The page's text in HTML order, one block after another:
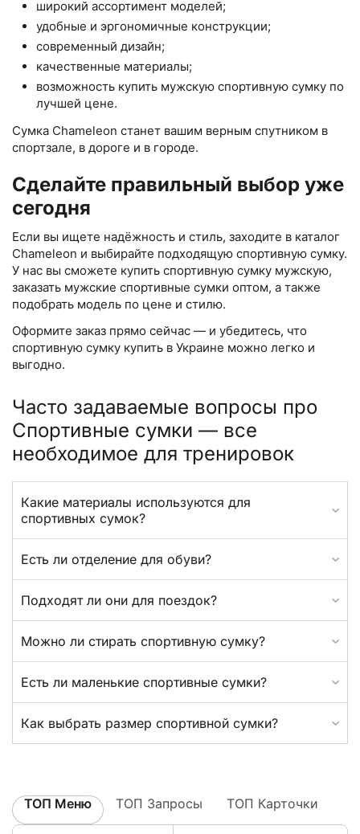
широкий ассортимент моделей;
удобные и эргономичные конструкции;
современный дизайн;
качественные материалы;
возможность купить мужскую спортивную сумку по
лучшей цене.
Сумка Chameleon станет вашим верным спутником в
спортзале, в дороге и в городе.
Сделайте правильный выбор уже
сегодня
Если вы ищете надёжность и стиль, заходите в каталог
Chameleon и выбирайте подходящую спортивную сумку.
У нас вы сможете купить спортивную сумку мужскую,
заказать мужские спортивные сумки оптом, а также
подобрать модель по цене и стилю.
Оформите заказ прямо сейчас — и убедитесь, что
спортивную сумку купить в Украине можно легко и
выгодно.
Часто задаваемые вопросы про
Спортивные сумки — все
необходимое для тренировок
Какие материалы используются для
спортивных сумок?
Есть ли отделение для обуви?
Подходят ли они для поездок?
Можно ли стирать спортивную сумку?
Есть ли маленькие спортивные сумки?
Как выбрать размер спортивной сумки?
ТОП Меню ТОП Запросы ТОП Карточки